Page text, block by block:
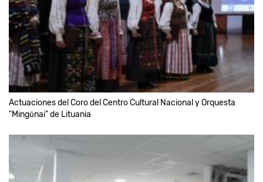
Actuaciones del Coro del Centro Cultural Nacional y Orquesta
"Mingūnai" de Lituania